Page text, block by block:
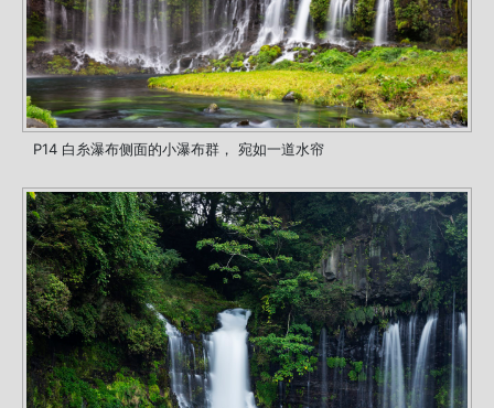
P14 白糸瀑布侧面的小瀑布群， 宛如一道水帘